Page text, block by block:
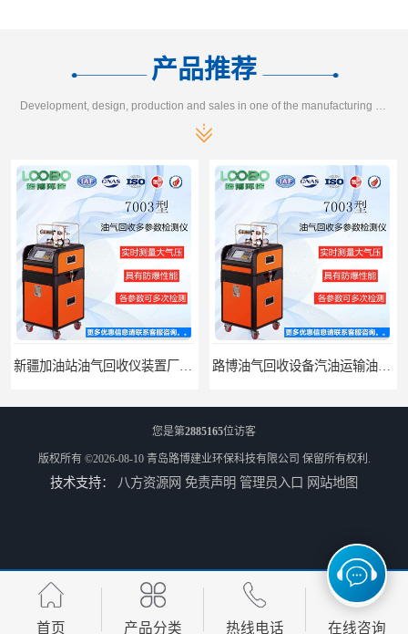
产品推荐
江西全自动水质采样器批发直销 河南水质采样仪器设备
您是第2885165位访客
版权所有 ©2026-08-10 青岛路博建业环保科技有限公司 保留所有权利.
技术支持： 八方资源网 免责声明 管理员入口 网站地图
首页 产品分类 热线电话 在线咨询